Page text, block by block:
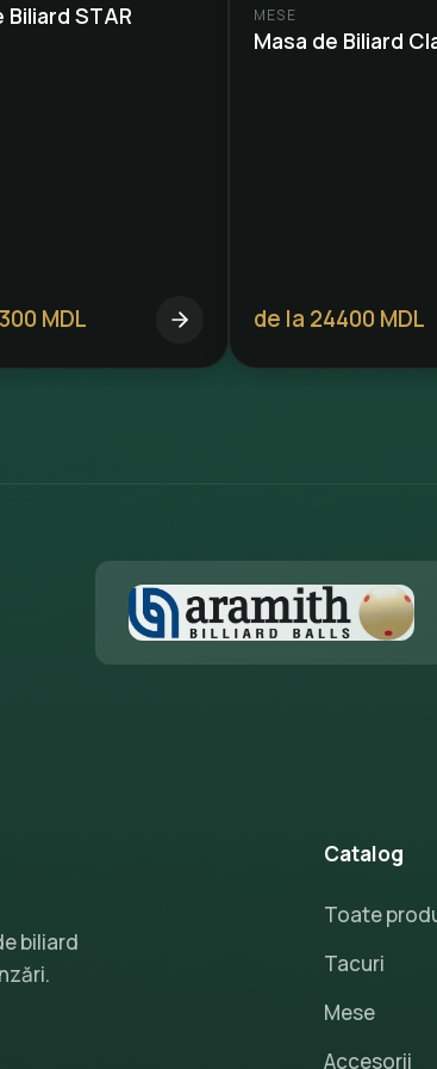
Biliard STAR
MDL
MESE
Masa de Biliard
de la 24400 MDL
biliard
Catalog
Toate
Tacuri
Mese
Accesorii